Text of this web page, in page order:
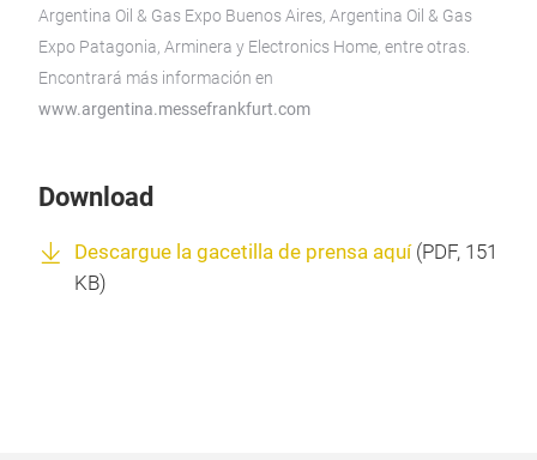
Argentina Oil & Gas Expo Buenos Aires, Argentina Oil & Gas
Expo Patagonia, Arminera y Electronics Home, entre otras.
Encontrará más información en
www.argentina.messefrankfurt.com
Download
Descargue la gacetilla de prensa aquí(PDF, 151
KB)